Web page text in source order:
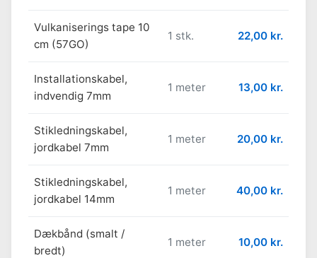
Vulkaniserings tape 10
cm (57GO)
1 stk. 22,00 kr.
Installationskabel,
indvendig 7mm
1 meter 13,00 kr.
Stikledningskabel,
jordkabel 7mm
1 meter 20,00 kr.
Stikledningskabel,
jordkabel 14mm
1 meter 40,00 kr.
Dækbånd (smalt /
bredt)
1 meter 10,00 kr.